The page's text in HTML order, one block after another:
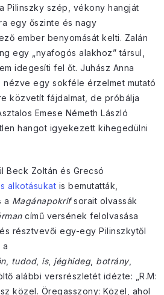
Pilinszky szép, vékony hangját
egy őszinte és nagy
ember benyomását kelti. Zalán
egy „nyafogós alakhoz” társul,
idegesíti fel őt. Juhász Anna
egy sokféle érzelmet mutató
közvetít fájdalmat, de próbálja
Emese Németh László
hangot igyekezett kihegedülni
Beck Zoltán és Grecsó
alkotásukat is bemutatták,
a Magánapokrifsorait olvassák
című versének felolvasása
résztvevői egy-egy Pilinszkytől
a
, tudod, is, jéghideg, botrány,
alábbi versrészletét idézte: „R.M:
közel. Öregasszony: Közel, ahol